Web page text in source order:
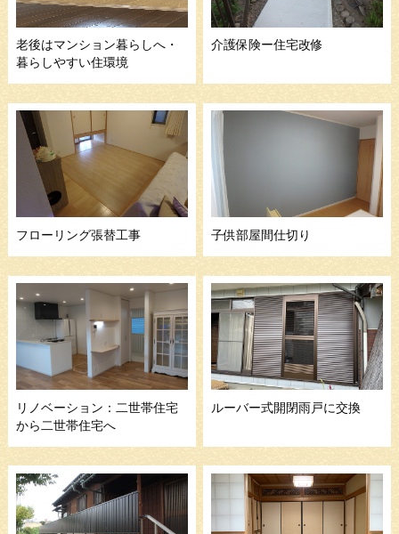
老後はマンション暮らしへ・
暮らしやすい住環境
介護保険ー住宅改修
フローリング張替工事 子供部屋間仕切り
リノベーション：二世帯住宅
から二世帯住宅へ
ルーバー式開閉雨戸に交換